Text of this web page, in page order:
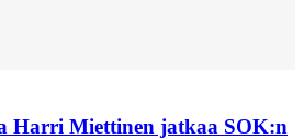
Harri Miettinen jatkaa SOK:n